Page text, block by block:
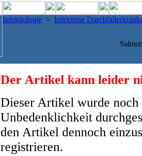
Infektiologie > Infektiöse
Der Artikel kann leider
Dieser Artikel wurde
Unbedenklichkeit
den Artikel dennoch
registrieren.